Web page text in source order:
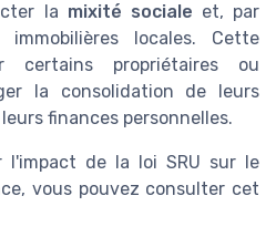
la mixité sociale et, par
locales. Cette
certains propriétaires ou
la consolidation de leurs
finances personnelles.
l'impact de la loi SRU sur le
vous pouvez consulter cet